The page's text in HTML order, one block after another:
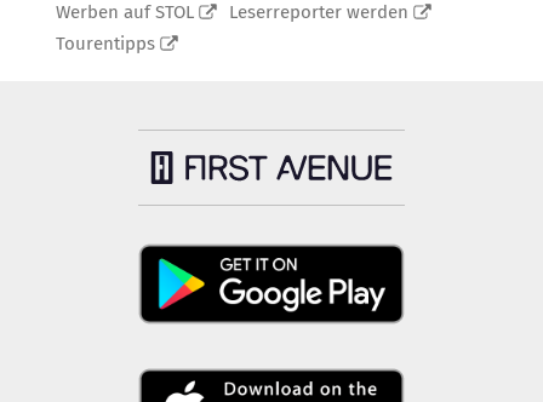
Werben auf STOL
Leserreporter werden
Tourentipps